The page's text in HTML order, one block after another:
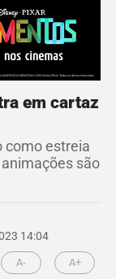
em cartaz
como estreia
são
14:04
A- A+